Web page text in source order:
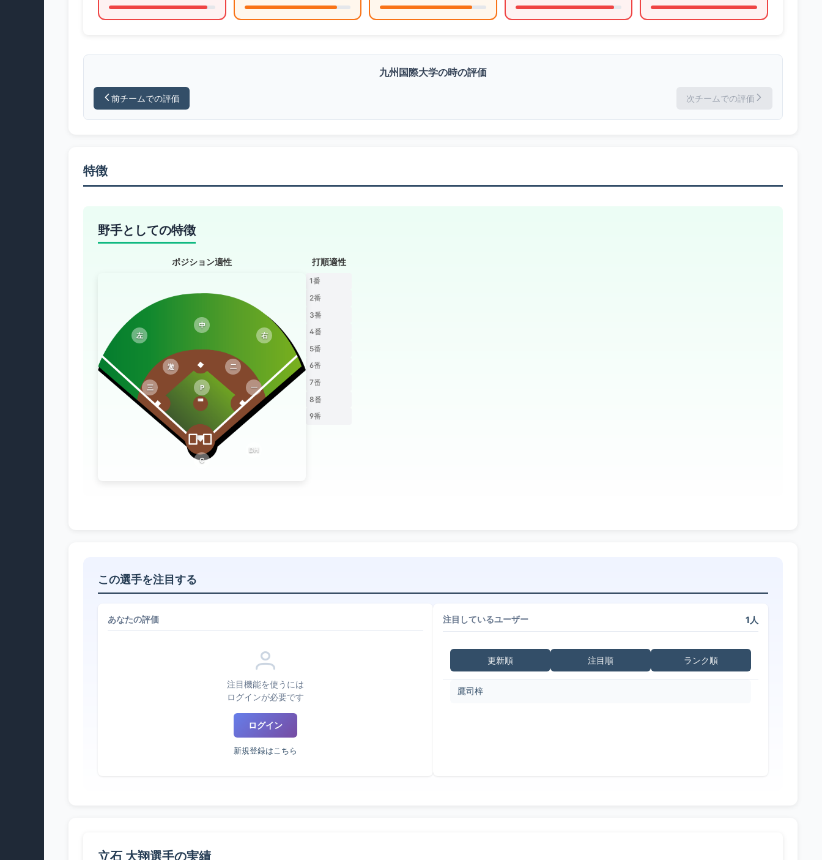
九州国際大学の時の評価
前チームでの評価 次チームでの評価
特徴
野手としての特徴
ポジション適性
P
C
一
二
三
遊
左
中
右
DH
打順適性
1番
2番
3番
4番
5番
6番
7番
8番
9番
この選手を注目する
あなたの評価
注目機能を使うには
ログインが必要です
ログイン
新規登録はこちら
注目しているユーザー 1人
更新順 注目順 ランク順
鷹司梓
立石 大翔選手の実績